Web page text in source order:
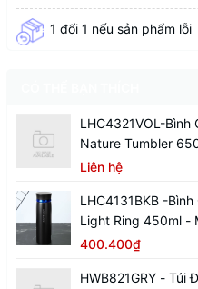
1 đổi 1 nếu sản phẩm lỗi
LHC4321VOL-Bình
Nature Tumbler
Liên hệ
LHC4131BKB -
Light Ring 450ml -
400.400₫
HWB821GRY - Túi